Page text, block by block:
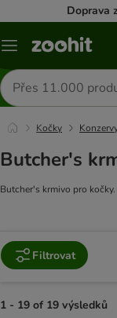
Doprava
Menu
Hledat
produkty
Kočky
Butcher's
Butcher's krmivo pro kočky.
Filtrovat
1 - 19 of 19 výsledků